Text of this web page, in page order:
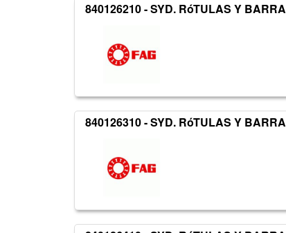
840126210 - SYD. RóTULAS Y
840126310 - SYD. RóTULAS Y